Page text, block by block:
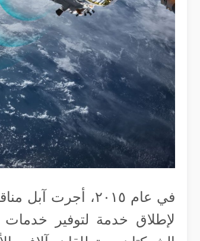
في عام ٢٠١٥،
لإطلاق خدمة لتوفير خدمات